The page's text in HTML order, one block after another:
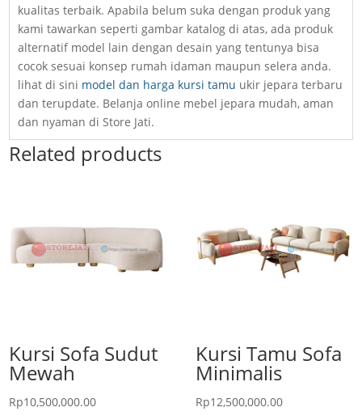
kualitas terbaik. Apabila belum suka dengan produk yang
kami tawarkan seperti gambar katalog di atas, ada produk
alternatif model lain dengan desain yang tentunya bisa
cocok sesuai konsep rumah idaman maupun selera anda.
lihat di sini model dan harga kursi tamu ukir jepara terbaru
dan terupdate. Belanja online mebel jepara mudah, aman
dan nyaman di Store Jati.
Related products
Kursi Sofa Sudut
Mewah
Rp10,500,000.00
Kursi Tamu Sofa
Minimalis
Rp12,500,000.00